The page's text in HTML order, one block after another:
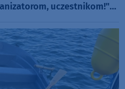
uczestnikom!"